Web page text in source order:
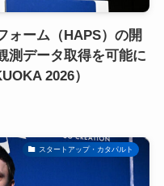
ォーム（HAPS）の開
測データ取得を可能に
2026）
スタートアップ・カタパルト